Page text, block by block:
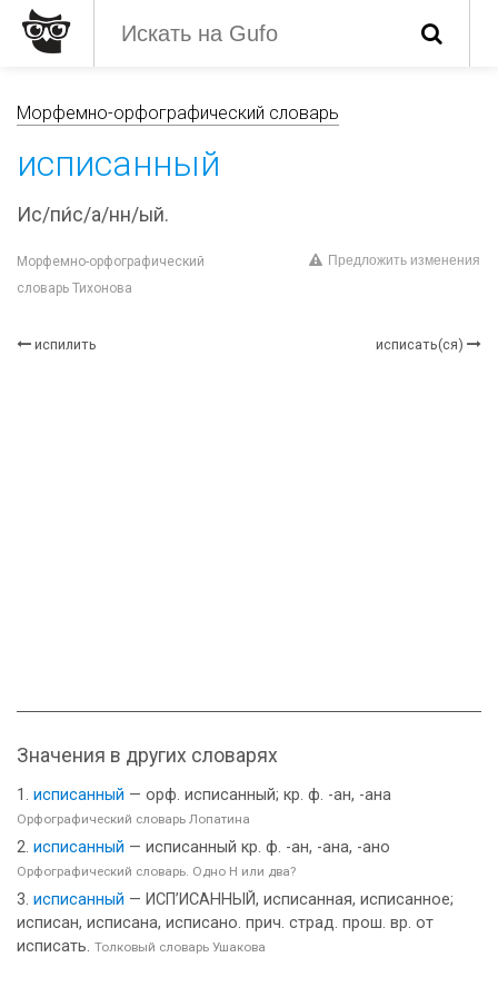
Морфемно-орфографический словарь
исписанный
Ис/пи́с/а/нн/ый.
Морфемно-орфографический
словарь Тихонова
Предложить изменения
испилить исписать(ся)
Значения в других словарях
исписанный — орф. исписанный; кр. ф. -ан, -ана
Орфографический словарь Лопатина
исписанный — исписанный кр. ф. -ан, -ана, -ано
Орфографический словарь. Одно Н или два?
исписанный — ИСП’ИСАННЫЙ, исписанная, исписанное;
исписан, исписана, исписано. прич. страд. прош. вр. от
исписать. Толковый словарь Ушакова